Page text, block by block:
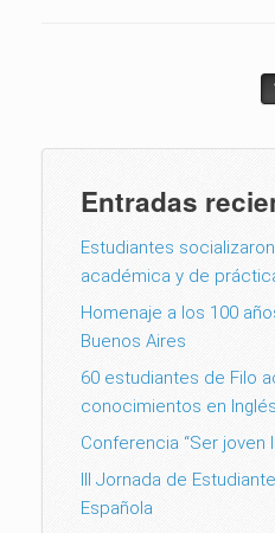
Entradas
Estudiantes
académica y de
Homenaje a los 100
Buenos Aires
60 estudiantes de Filo
conocimientos en Inglés
Conferencia “Ser joven
III Jornada de
Española